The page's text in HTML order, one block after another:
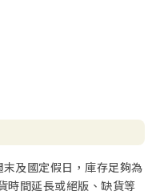
及國定假日，庫存足夠為
時間延長或絕版、缺貨等